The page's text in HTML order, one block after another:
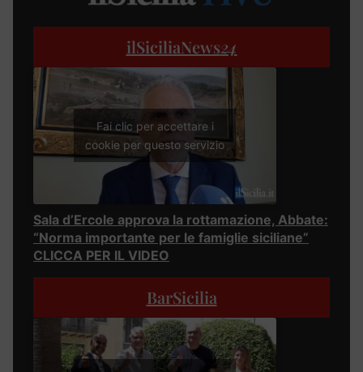
ilSiciliaNews24
Fai clic per accettare i
cookie per questo servizio
Sala d’Ercole approva la rottamazione, Abbate:
“Norma importante per le famiglie siciliane”
CLICCA PER IL VIDEO
BarSicilia